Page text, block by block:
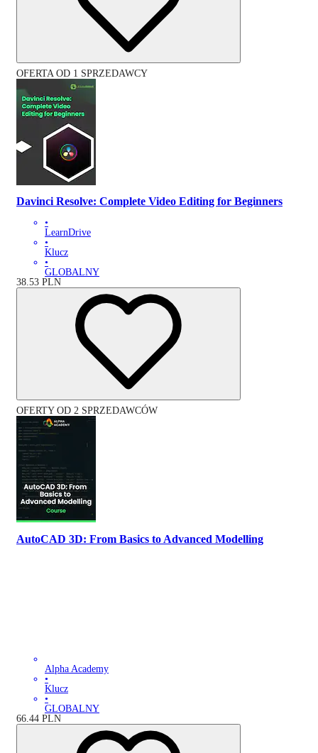
OFERTA OD 1 SPRZEDAWCY
Davinci Resolve: Complete Video Editing for Beginners
•
LearnDrive
•
Klucz
•
GLOBALNY
38.53 PLN
OFERTY OD 2 SPRZEDAWCÓW
AutoCAD 3D: From Basics to Advanced Modelling
Alpha Academy
•
Klucz
•
GLOBALNY
66.44 PLN